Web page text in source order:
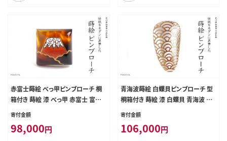
赤富士蒔絵 べっ甲ピンブローチ 桐
箱付き 蒔絵 漆 べっ甲 赤富士 富士
山 ハンドメイド ピンブローチ アクセ
サリー ギフト 伝統工芸 工芸品 国産
日本製 復興 震災 コロナ 能登半島
寄付金額
98,000円
青海波蒔絵 白蝶貝ピンブローチ 型
桐箱付き 蒔絵 漆 白蝶貝 青海波 ハ
ンドメイド ピンブローチ アクセサリ
ー ギフト 伝統工芸 工芸品 国産 日
本製 復興 震災 コロナ 能登半島地
寄付金額
106,000円